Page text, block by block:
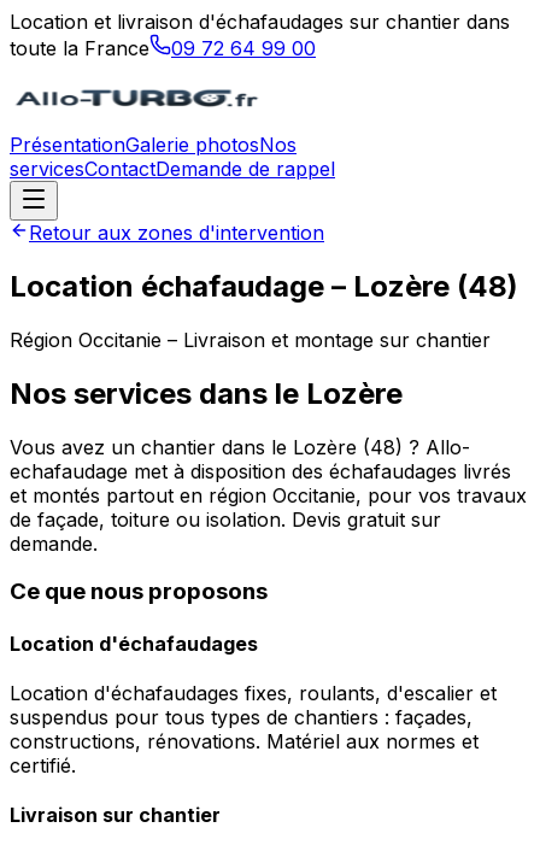
Location et livraison d'échafaudages sur chantier dans
toute la France
09 72 64 99 00
PrésentationGalerie photosNos
servicesContactDemande de rappel
Retour aux zones d'intervention
Location échafaudage – Lozère (48)
Région Occitanie – Livraison et montage sur chantier
Nos services dans le Lozère
Vous avez un chantier dans le Lozère (48) ? Allo-
echafaudage met à disposition des échafaudages livrés
et montés partout en région Occitanie, pour vos travaux
de façade, toiture ou isolation. Devis gratuit sur
demande.
Ce que nous proposons
Location d'échafaudages
Location d'échafaudages fixes, roulants, d'escalier et
suspendus pour tous types de chantiers : façades,
constructions, rénovations. Matériel aux normes et
certifié.
Livraison sur chantier